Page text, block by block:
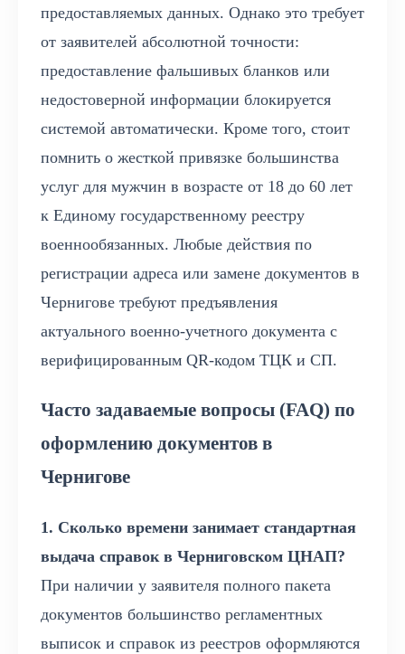
предоставляемых данных. Однако это требует
от заявителей абсолютной точности:
предоставление фальшивых бланков или
недостоверной информации блокируется
системой автоматически. Кроме того, стоит
помнить о жесткой привязке большинства
услуг для мужчин в возрасте от 18 до 60 лет
к Единому государственному реестру
военнообязанных. Любые действия по
регистрации адреса или замене документов в
Чернигове требуют предъявления
актуального военно-учетного документа с
верифицированным QR-кодом ТЦК и СП.
Часто задаваемые вопросы (FAQ) по
оформлению документов в
Чернигове
1. Сколько времени занимает стандартная
выдача справок в Черниговском ЦНАП?
При наличии у заявителя полного пакета
документов большинство регламентных
выписок и справок из реестров оформляются